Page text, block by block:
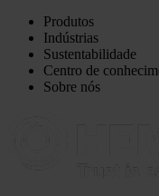
Produtos
Indústrias
Sustentabilidade
Centro de
Sobre nós